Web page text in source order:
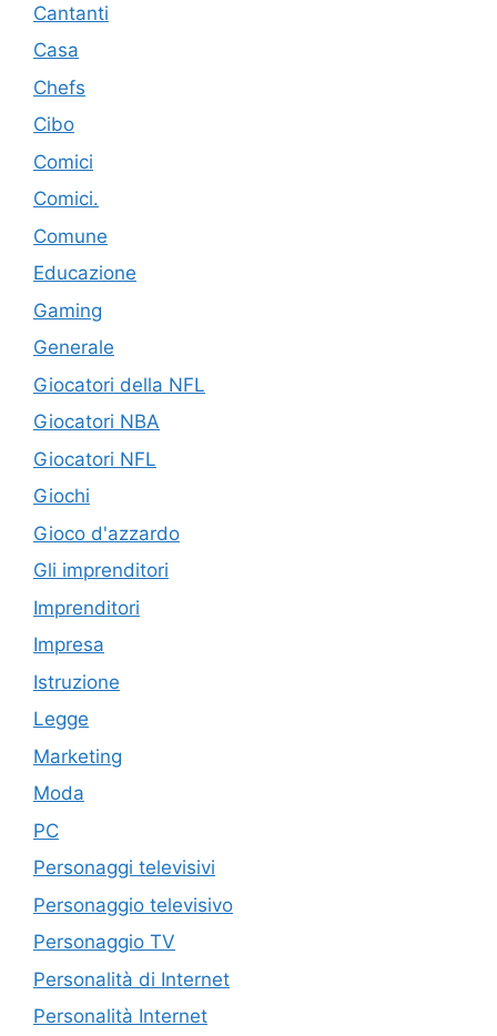
Cantanti
Casa
Chefs
Cibo
Comici
Comici.
Comune
Educazione
Gaming
Generale
Giocatori della NFL
Giocatori NBA
Giocatori NFL
Giochi
Gioco d'azzardo
Gli imprenditori
Imprenditori
Impresa
Istruzione
Legge
Marketing
Moda
PC
Personaggi televisivi
Personaggio televisivo
Personaggio TV
Personalità di Internet
Personalità Internet